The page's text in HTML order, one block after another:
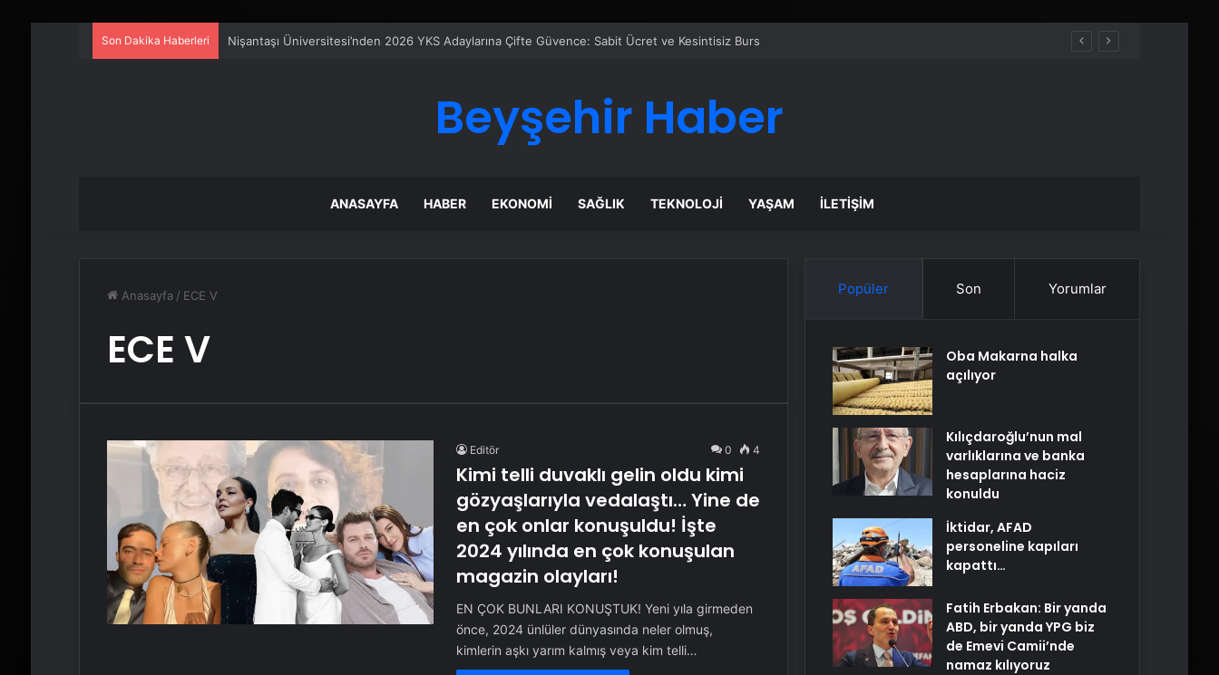
Son Dakika Haberleri Nişantaşı Üniversitesi’nden 2026 YKS Adaylarına Çifte Güvence: Sabit Ücret ve Kesintisiz Burs
Beyşehir Haber
ANASAYFA HABER EKONOMI SAĞLIK TEKNOLOJI YAŞAM İLETIŞIM
Anasayfa / ECE V
ECE V
Editör 0 4
Kimi telli duvaklı gelin oldu kimi
gözyaşlarıyla vedalaştı… Yine de
en çok onlar konuşuldu! İşte
2024 yılında en çok konuşulan
magazin olayları!
EN ÇOK BUNLARI KONUŞTUK! Yeni yıla girmeden
önce, 2024 ünlüler dünyasında neler olmuş,
kimlerin aşkı yarım kalmış veya kim telli…
Popüler Son Yorumlar
Oba Makarna halka
açılıyor
Kılıçdaroğlu’nun mal
varlıklarına ve banka
hesaplarına haciz
konuldu
İktidar, AFAD
personeline kapıları
kapattı…
Fatih Erbakan: Bir yanda
ABD, bir yanda YPG biz
de Emevi Camii’nde
namaz kılıyoruz